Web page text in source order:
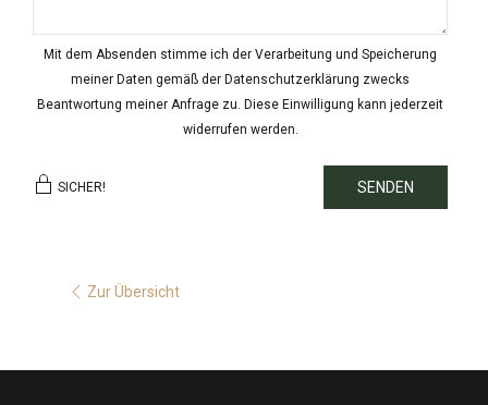
Mit dem Absenden stimme ich der Verarbeitung und Speicherung
meiner Daten gemäß der Datenschutzerklärung zwecks
Beantwortung meiner Anfrage zu. Diese Einwilligung kann jederzeit
widerrufen werden.
SICHER! SENDEN
Zur Übersicht